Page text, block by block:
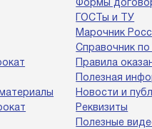
Формы
ГОСТы и ТУ
Марочник
Справочник
Правила
Полезная
Новости и
Реквизиты
Полезные